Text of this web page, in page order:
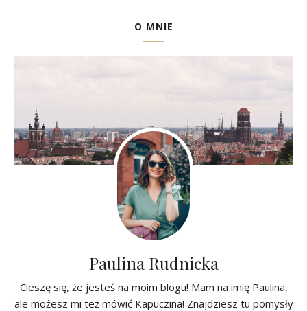
O MNIE
Paulina Rudnicka
Cieszę się, że jesteś na moim blogu! Mam na imię Paulina,
ale możesz mi też mówić Kapuczina! Znajdziesz tu pomysły